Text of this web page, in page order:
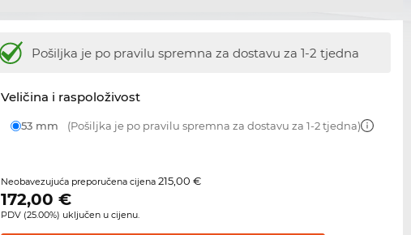
Pošiljka je po pravilu spremna za dostavuza 1-2 tjedna
Veličina i raspoloživost
53 mm (Pošiljka je po pravilu spremna za dostavu za 1-2 tjedna)
Neobavezujuća preporučena cijena215,00 €
172,00 €
PDV (25.00%) uključen u cijenu.